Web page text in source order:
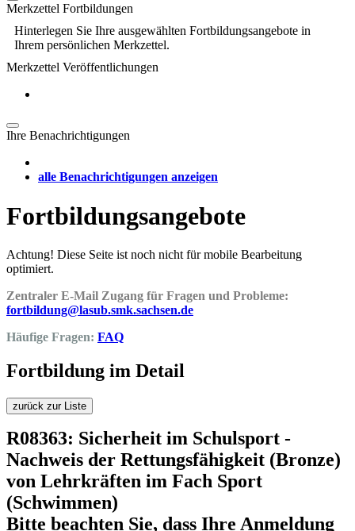
Merkzettel Fortbildungen
Hinterlegen Sie Ihre ausgewählten Fortbildungsangebote in
Ihrem persönlichen Merkzettel.
Merkzettel Veröffentlichungen
Ihre Benachrichtigungen
alle Benachrichtigungen anzeigen
Fortbildungsangebote
Achtung! Diese Seite ist noch nicht für mobile Bearbeitung
optimiert.
Zentraler E-Mail Zugang für Fragen und Probleme:
fortbildung@lasub.smk.sachsen.de
Häufige Fragen: FAQ
Fortbildung im Detail
zurück zur Liste
R08363: Sicherheit im Schulsport -
Nachweis der Rettungsfähigkeit (Bronze)
von Lehrkräften im Fach Sport
(Schwimmen)
Bitte beachten Sie, dass Ihre Anmeldung